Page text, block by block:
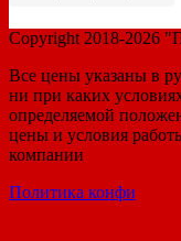
Copyright 2018-2026
Все цены указаны в
ни при каких
определяемой
цены и условия
компании
Политика конфи